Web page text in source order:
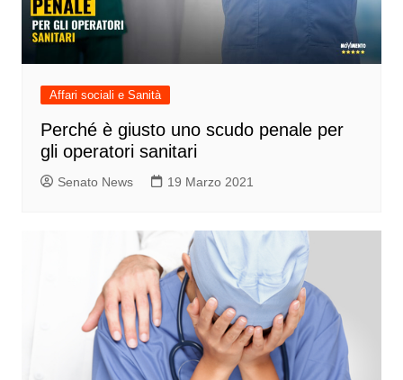
Affari sociali e Sanità
Perché è giusto uno scudo penale per
gli operatori sanitari
Senato News 19 Marzo 2021